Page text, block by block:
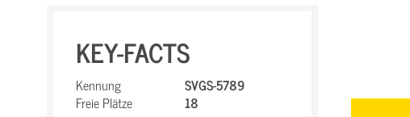
KEY-FACTS
Kennung
SVGS-5789
Freie Plätze
18